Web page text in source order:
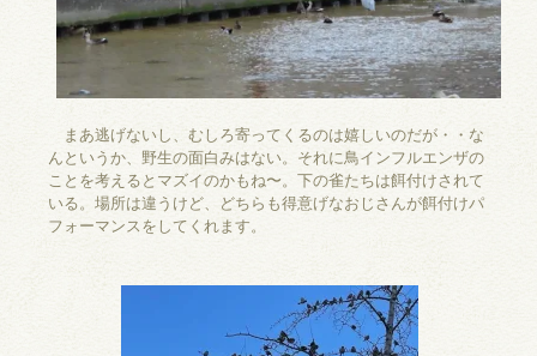
まあ逃げないし、むしろ寄ってくるのは嬉しいのだが・・な
んというか、野生の面白みはない。それに鳥インフルエンザの
ことを考えるとマズイのかもね〜。下の雀たちは餌付けされて
いる。場所は違うけど、どちらも得意げなおじさんが餌付けパ
フォーマンスをしてくれます。